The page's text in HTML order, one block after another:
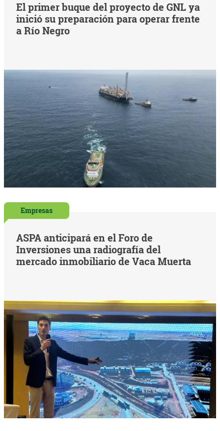
El primer buque del proyecto de GNL ya
inició su preparación para operar frente
a Río Negro
Empresas
ASPA anticipará en el Foro de
Inversiones una radiografía del
mercado inmobiliario de Vaca Muerta